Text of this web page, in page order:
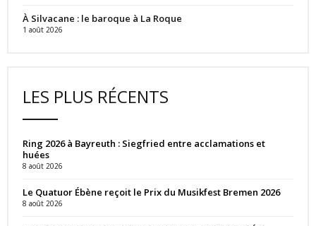
À Silvacane : le baroque à La Roque
1 août 2026
LES PLUS RÉCENTS
Ring 2026 à Bayreuth : Siegfried entre acclamations et
huées
8 août 2026
Le Quatuor Ébène reçoit le Prix du Musikfest Bremen 2026
8 août 2026